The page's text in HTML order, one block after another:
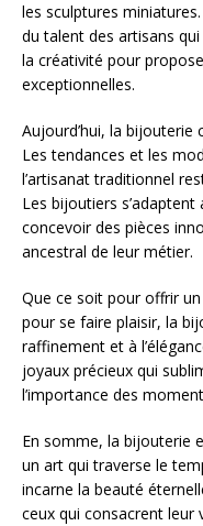
les sculptures
du talent des artisans
la créativité pour
exceptionnelles.
Aujourd’hui, la bijouterie
Les tendances et les
l’artisanat traditionnel
Les bijoutiers
concevoir des pièces
ancestral de leur métier.
Que ce soit pour offrir
pour se faire plaisir, la
raffinement et à
joyaux précieux qui
l’importance des
En somme, la bijouterie
un art qui traverse le
incarne la beauté
ceux qui consacrent leur